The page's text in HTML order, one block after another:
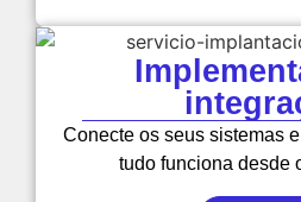
Conecte os seus sistemas
tudo funciona desde